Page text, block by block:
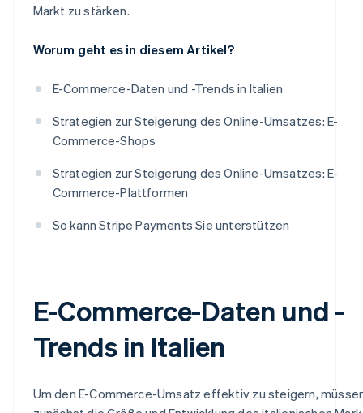
Markt zu stärken.
Worum geht es in diesem Artikel?
E-Commerce-Daten und -Trends in Italien
Strategien zur Steigerung des Online-Umsatzes: E-
Commerce-Shops
Strategien zur Steigerung des Online-Umsatzes: E-
Commerce-Plattformen
So kann Stripe Payments Sie unterstützen
E-Commerce-Daten und -
Trends in Italien
Um den E-Commerce-Umsatz effektiv zu steigern,